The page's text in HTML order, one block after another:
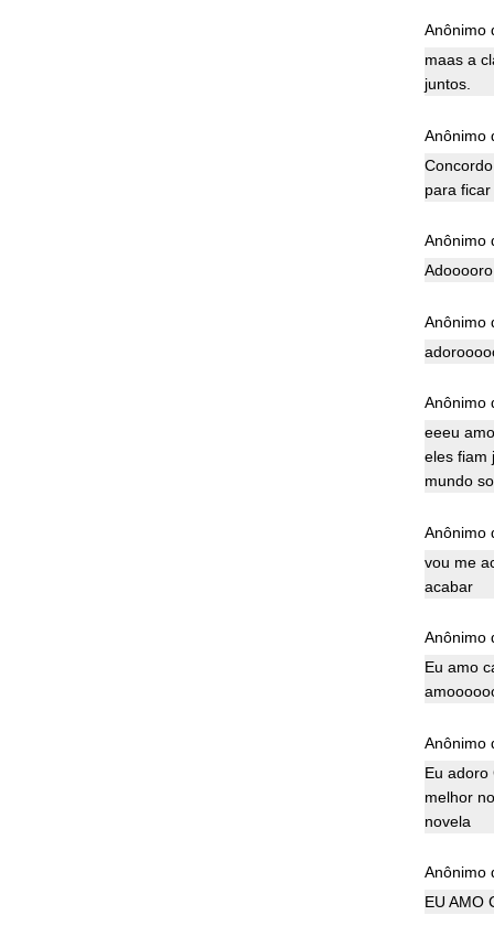
Anônimo
maas a
juntos.
Anônimo
para ficar
Anônimo
Anônimo
Anônimo
eeeu
eles fiam
mundo
Anônimo
vou me
acabar
Anônimo
Eu amo
Anônimo
Eu adoro
melhor
novela
Anônimo
EU AMO